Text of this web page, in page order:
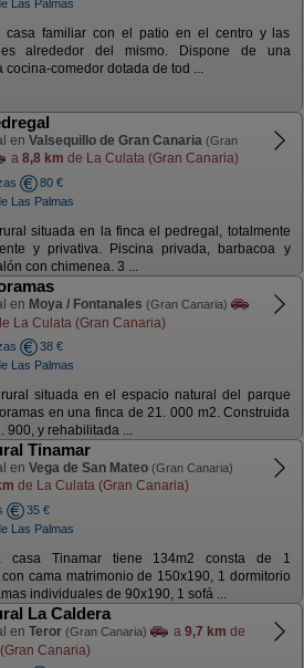
Las Palmas
casa familiar con el patio en el centro y las
alrededor del mismo. Dispone de una
cocina-comedor dotada de tod ...
en Valsequillo de Gran Canaria (Gran
a 8,8 km de La Culata (Gran Canaria)
80 €
Las Palmas
situada en la finca el pedregal, totalmente
y privativa. Piscina privada, barbacoa y
con chimenea. 3 ...
en Moya / Fontanales (Gran Canaria)
La Culata (Gran Canaria)
38 €
Las Palmas
situada en el espacio natural del parque
en una finca de 21. 000 m2. Construida
900, y rehabilitada ...
Tinamar
en Vega de San Mateo (Gran Canaria)
de La Culata (Gran Canaria)
35 €
Las Palmas
casa Tinamar tiene 134m2 consta de 1
cama matrimonio de 150x190, 1 dormitorio
individuales de 90x190, 1 sofá ...
La Caldera
en Teror (Gran Canaria) a 9,7 km de
Canaria)